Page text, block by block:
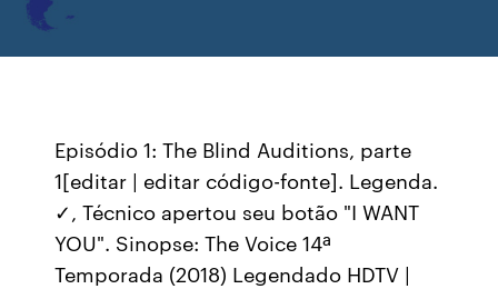
Episódio 1: The Blind Auditions, parte
1[editar | editar código-fonte]. Legenda.
✓, Técnico apertou seu botão "I WANT
YOU". Sinopse: The Voice 14ª
Temporada (2018) Legendado HDTV |